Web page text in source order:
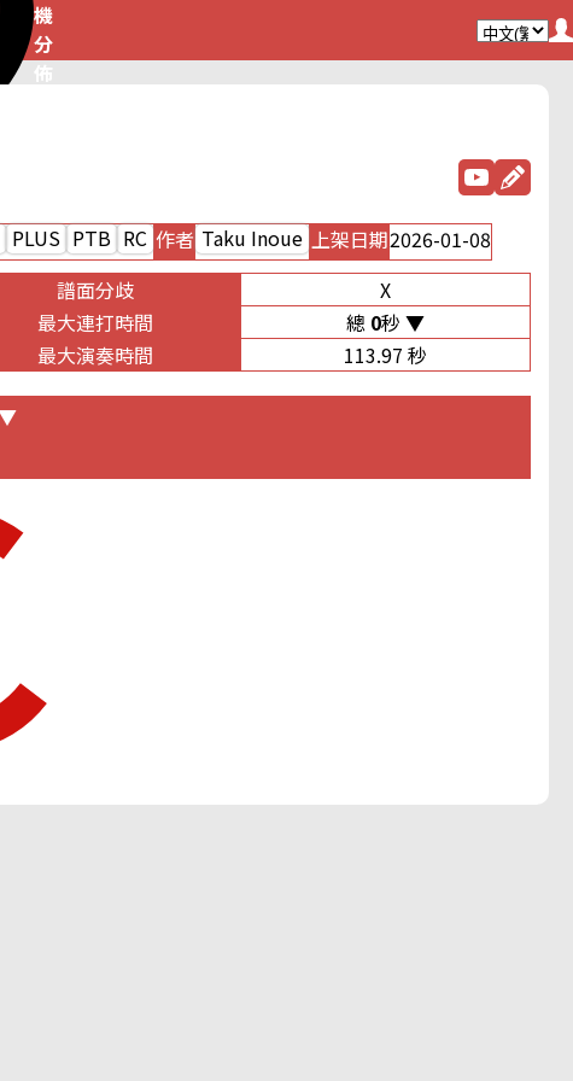
機
分
PLUS PTB RC 作者 Taku Inoue 上架日期2026-01-08
譜面分歧
X
最大連打時間 總 0秒
最大演奏時間 113.97 秒